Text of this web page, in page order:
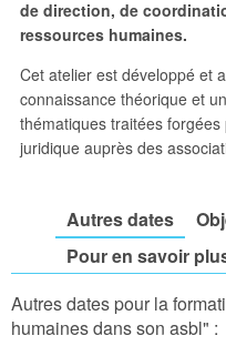
de direction, de
ressources humaines.
Cet atelier est développé et
connaissance théorique et
thématiques traitées
juridique auprès des
Autres dates
Pour en savoir
Autres dates pour la
humaines dans son asbl" :